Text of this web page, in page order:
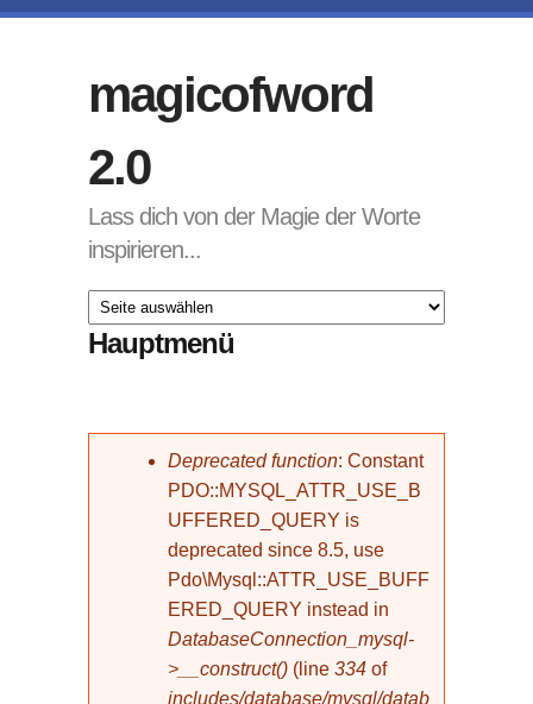
magicofword
2.0
Lass dich von der Magie der Worte
inspirieren...
Hauptmenü
Fehlermeldung
Deprecated function: Constant
PDO::MYSQL_ATTR_USE_B
UFFERED_QUERY is
deprecated since 8.5, use
Pdo\Mysql::ATTR_USE_BUFF
ERED_QUERY instead in
DatabaseConnection_mysql-
>__construct() (line 334 of
includes/database/mysql/datab